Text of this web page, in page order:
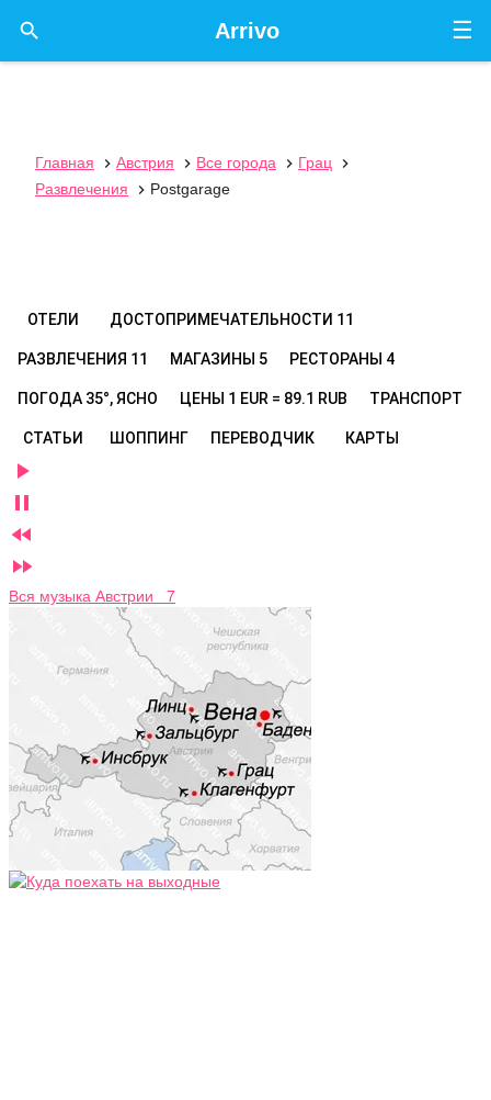
☰
Arrivo

Главная  Австрия  Все города  Грац

Развлечения
 Postgarage
ОТЕЛИ ДОСТОПРИМЕЧАТЕЛЬНОСТИ 11
РАЗВЛЕЧЕНИЯ 11 МАГАЗИНЫ 5 РЕСТОРАНЫ 4
ПОГОДА 35°, ЯСНО ЦЕНЫ 1 EUR = 89.1 RUB ТРАНСПОРТ
СТАТЬИ ШОППИНГ ПЕРЕВОДЧИК КАРТЫ




Вся музыка Австрии 7